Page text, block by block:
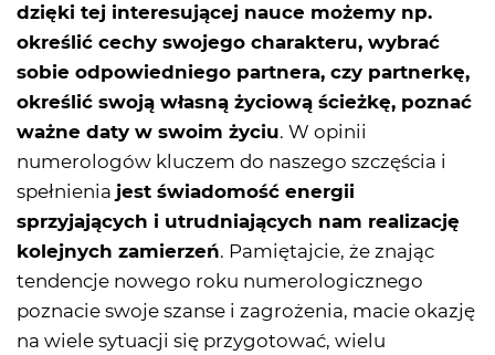
dzięki tej interesującej nauce możemy np.
określić cechy swojego charakteru, wybrać
sobie odpowiedniego partnera, czy partnerkę,
określić swoją własną życiową ścieżkę, poznać
ważne daty w swoim życiu. W opinii
numerologów kluczem do naszego szczęścia i
spełnienia jest świadomość energii
sprzyjających i utrudniających nam realizację
kolejnych zamierzeń. Pamiętajcie, że znając
tendencje nowego roku numerologicznego
poznacie swoje szanse i zagrożenia, macie okazję
na wiele sytuacji się przygotować, wielu